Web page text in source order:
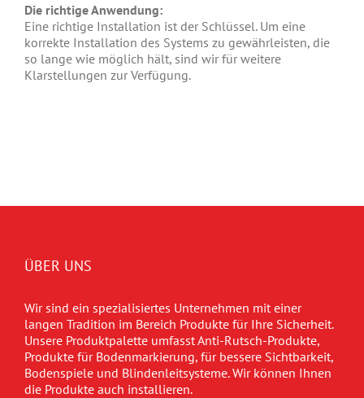
Die richtige Anwendung:
Eine richtige Installation ist der Schlüssel. Um eine
korrekte Installation des Systems zu gewährleisten, die
so lange wie möglich hält, sind wir für weitere
Klarstellungen zur Verfügung.
ÜBER UNS
Wir sind ein spezialisiertes Unternehmen mit einer
langen Tradition im Bereich Produkte für Ihre Sicherheit.
Unsere Produktpalette umfasst Anti-Rutsch-Produkte,
Produkte für Bodenmarkierung, für bessere Sichtbarkeit,
Bodenspiele und Blindenleitsysteme. Wir können Ihnen
die Produkte auch installieren.